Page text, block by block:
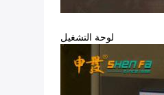
لوحة التشغيل